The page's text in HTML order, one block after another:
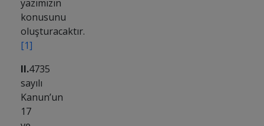
yazımızın
konusunu
oluşturacaktır.
[1]
II.4735
sayılı
Kanun’un
17